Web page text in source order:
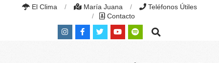
El Clima María Juana
Teléfonos Útiles
Contacto
Search